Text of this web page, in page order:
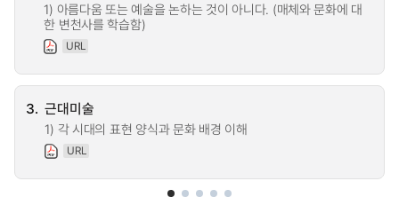
1) 아름다움 또는 예술을 논하는 것이 아니다. (매체와 문화에 대
한 변천사를 학습함)
URL
3. 근대미술
1) 각 시대의 표현 양식과 문화 배경 이해
URL